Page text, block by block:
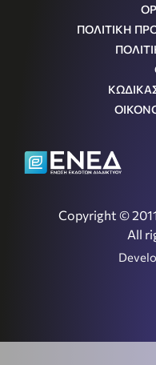
ΠΟΛΙΤΙΚΗ
Copyright ©
All